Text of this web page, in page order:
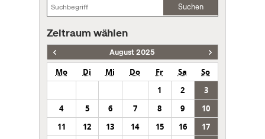
Suchen
Zeitraum wählen
August 2025
Mo Di Mi Do Fr Sa
So
1
2
3
4
5 6 7 8 9
10
11
12 13 14 15 16
17